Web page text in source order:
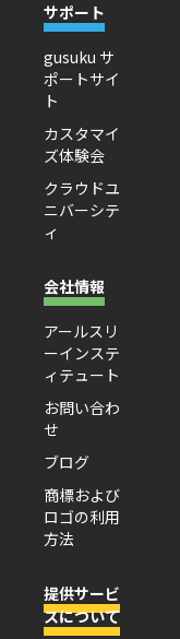
サポート
gusuku サ
ポートサイ
ト
カスタマイ
ズ体験会
クラウドユ
ニバーシテ
ィ
会社情報
アールスリ
ーインステ
ィテュート
お問い合わ
せ
ブログ
商標および
ロゴの利用
方法
提供サービ
スについて